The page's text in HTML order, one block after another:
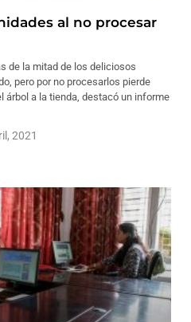
al no procesar
de la mitad de los deliciosos
pero por no procesarlos pierde
árbol a la tienda, destacó un informe
2021